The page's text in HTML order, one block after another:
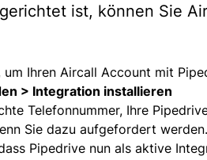
ist, können Sie
um Ihren Aircall Account mit
> Integration installieren
Telefonnummer, Ihre
Sie dazu aufgefordert werden.
Pipedrive nun als aktive